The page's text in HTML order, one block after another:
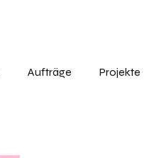
Aufträge Projekte